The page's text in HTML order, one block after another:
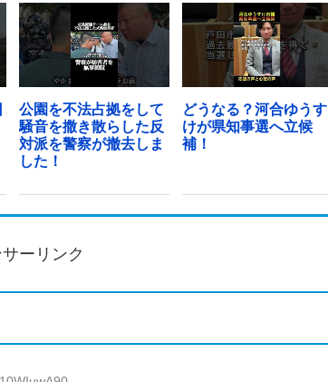
公園を不法占拠をして
騒音を撒き散らした反
対派を警察が撤去しま
した！
どうなる？河合ゆうす
けが県知事選へ立候
補！
ーリンク